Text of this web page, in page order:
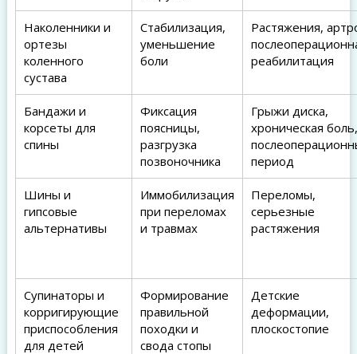
Наколенники и
ортезы
коленного
сустава
Стабилизация,
уменьшение
боли
Растяжения,
реабилитация
Бандажи и
корсеты для
спины
Фиксация
поясницы,
разгрузка
позвоночника
Грыжи диска,
хроническая боль,
период
Шины и
гипсовые
альтернативы
Иммобилизация
при переломах
и травмах
Переломы,
серьезные
растяжения
Супинаторы и
корригирующие
приспособления
для детей
Формирование
правильной
походки и
свода стопы
Детские
деформации,
плоскостопие